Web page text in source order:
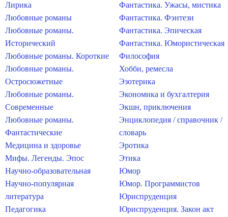
Лирика
Любовные романы
Любовные романы.
Исторический
Любовные романы. Короткие
Любовные романы.
Остросюжетные
Любовные романы.
Современные
Любовные романы.
Фантастические
Медицина и здоровье
Мифы. Легенды. Эпос
Научно-образовательная
Научно-популярная
литература
Педагогика
Фантастика. Ужасы, мистика
Фантастика. Фэнтези
Фантастика. Эпическая
Фантастика. Юмористическая
Философия
Хобби, ремесла
Эзотерика
Экономика и бухгалтерия
Экшн, приключения
Энциклопедия / справочник /
словарь
Эротика
Этика
Юмор
Юмор. Программистов
Юриспруденция
Юриспруденция. Закон акт